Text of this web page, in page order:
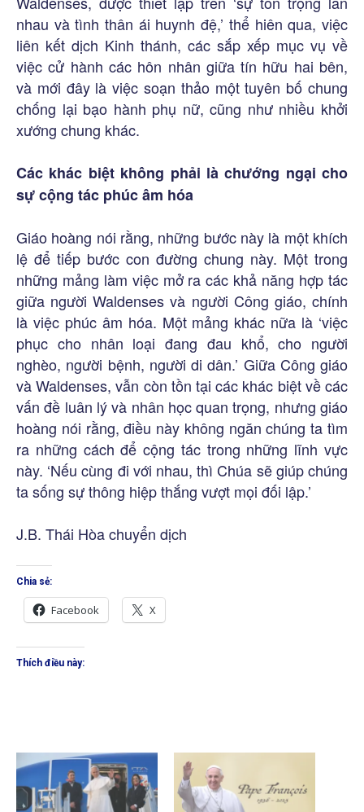
nhau và tình thân ái huynh đệ,’ thể hiên qua, việc
liên kết dịch Kinh thánh, các sắp xếp mục vụ về
việc cử hành các hôn nhân giữa tín hữu hai bên,
và mới đây là việc soạn thảo một tuyên bố chung
chống lại bạo hành phụ nữ, cũng như nhiều khởi
xướng chung khác.
Các khác biệt không phải là chướng ngại cho
sự cộng tác phúc âm hóa
Giáo hoàng nói rằng, những bước này là một khích
lệ để tiếp bước con đường chung này. Một trong
những mảng làm việc mở ra các khả năng hợp tác
giữa người Waldenses và người Công giáo, chính
là việc phúc âm hóa. Một mảng khác nữa là ‘việc
phục cho nhân loại đang đau khổ, cho người
nghèo, người bệnh, người di dân.’ Giữa Công giáo
và Waldenses, vẫn còn tồn tại các khác biệt về các
vấn đề luân lý và nhân học quan trọng, nhưng giáo
hoàng nói rằng, điều này không ngăn chúng ta tìm
ra những cách để cộng tác trong những lĩnh vực
này. ‘Nếu cùng đi với nhau, thì Chúa sẽ giúp chúng
ta sống sự thông hiệp thắng vượt mọi đối lập.’
J.B. Thái Hòa chuyển dịch
Chia sẻ:
Facebook X
Thích điều này: